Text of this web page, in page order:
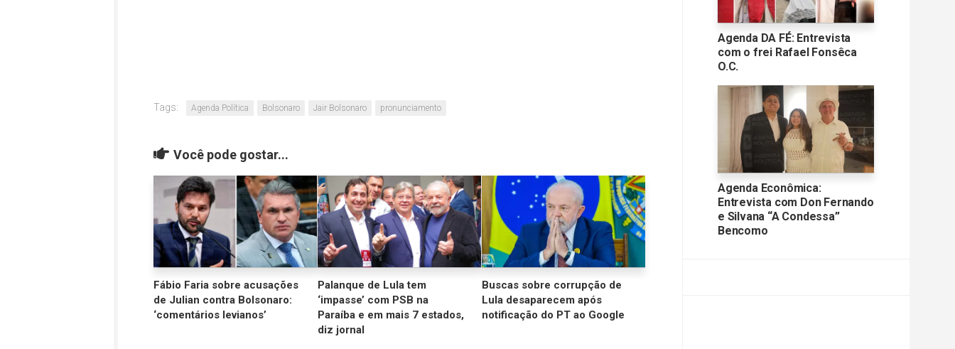
Tags: Agenda Política Bolsonaro Jair Bolsonaro pronunciamento
Você pode gostar...
Fábio Faria sobre acusações
de Julian contra Bolsonaro:
‘comentários levianos’
Palanque de Lula tem
‘impasse’ com PSB na
Paraíba e em mais 7 estados,
diz jornal
Buscas sobre corrupção de
Lula desaparecem após
notificação do PT ao Google
Agenda DA FÉ: Entrevista
com o frei Rafael Fonsêca
O.C.
Agenda Econômica:
Entrevista com Don Fernando
e Silvana “A Condessa”
Bencomo